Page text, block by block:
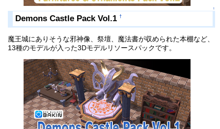
↑
Demons Castle Pack Vol.1 †
魔王城にありそうな邪神像、祭壇、魔法書が収められた本棚など、
13種のモデルが入った3Dモデルリソースパックです。